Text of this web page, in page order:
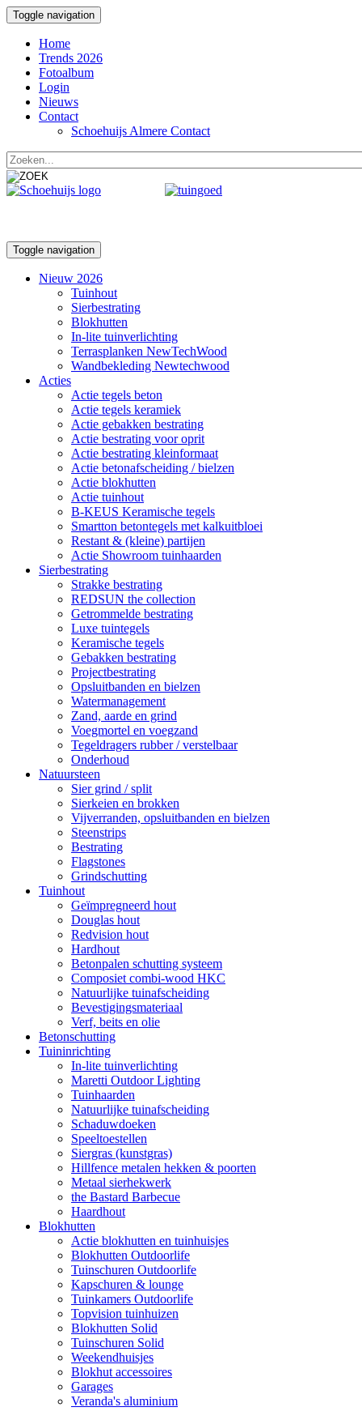
Toggle navigation
Home
Trends 2026
Fotoalbum
Login
Nieuws
Contact
Schoehuijs Almere Contact
Toggle navigation
Nieuw 2026
Tuinhout
Sierbestrating
Blokhutten
In-lite tuinverlichting
Terrasplanken NewTechWood
Wandbekleding Newtechwood
Acties
Actie tegels beton
Actie tegels keramiek
Actie gebakken bestrating
Actie bestrating voor oprit
Actie bestrating kleinformaat
Actie betonafscheiding / bielzen
Actie blokhutten
Actie tuinhout
B-KEUS Keramische tegels
Smartton betontegels met kalkuitbloei
Restant & (kleine) partijen
Actie Showroom tuinhaarden
Sierbestrating
Strakke bestrating
REDSUN the collection
Getrommelde bestrating
Luxe tuintegels
Keramische tegels
Gebakken bestrating
Projectbestrating
Opsluitbanden en bielzen
Watermanagement
Zand, aarde en grind
Voegmortel en voegzand
Tegeldragers rubber / verstelbaar
Onderhoud
Natuursteen
Sier grind / split
Sierkeien en brokken
Vijverranden, opsluitbanden en bielzen
Steenstrips
Bestrating
Flagstones
Grindschutting
Tuinhout
Geïmpregneerd hout
Douglas hout
Redvision hout
Hardhout
Betonpalen schutting systeem
Composiet combi-wood HKC
Natuurlijke tuinafscheiding
Bevestigingsmateriaal
Verf, beits en olie
Betonschutting
Tuininrichting
In-lite tuinverlichting
Maretti Outdoor Lighting
Tuinhaarden
Natuurlijke tuinafscheiding
Schaduwdoeken
Speeltoestellen
Siergras (kunstgras)
Hillfence metalen hekken & poorten
Metaal sierhekwerk
the Bastard Barbecue
Haardhout
Blokhutten
Actie blokhutten en tuinhuisjes
Blokhutten Outdoorlife
Tuinschuren Outdoorlife
Kapschuren & lounge
Tuinkamers Outdoorlife
Topvision tuinhuizen
Blokhutten Solid
Tuinschuren Solid
Weekendhuisjes
Blokhut accessoires
Garages
Veranda's aluminium